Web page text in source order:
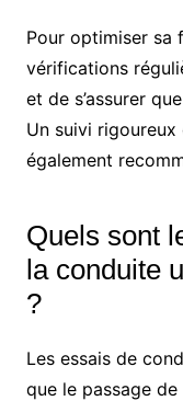
Pour optimiser sa
vérifications
et de s’assurer
Un suivi rigoureux
également
Quels sont
la conduite
?
Les essais de
que le passage